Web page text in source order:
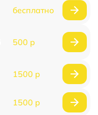
бесплатно
500 р
1500 р
1500 р